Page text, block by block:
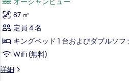
の
す
べ
て
の
写
詳
細
チ
ン
オ
ー
シ
ャ
台)
簡
易
キ
ッ
ン
オ
ー
ト
キ
ン
グ
ベ
87 ㎡
定員 4 名
キングベッド 1 台およびダブルソフ
WiFi (無料)
詳細
ス